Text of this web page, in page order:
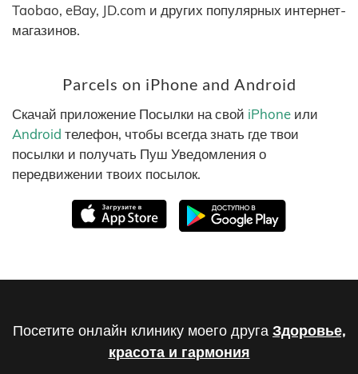
Taobao, eBay, JD.com и других популярных интернет-
магазинов.
Parcels on iPhone and Android
Скачай приложение Посылки на свой iPhone или
Android телефон, чтобы всегда знать где твои
посылки и получать Пуш Уведомления о
передвижении твоих посылок.
Посетите онлайн клинику моего друга Здоровье,
красота и гармония